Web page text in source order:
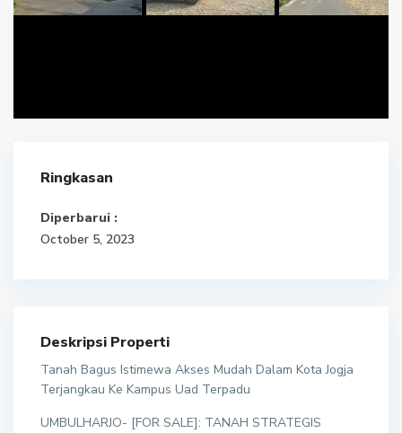
Ringkasan
Diperbarui :
October 5, 2023
Deskripsi Properti
Tanah Bagus Istimewa Akses Mudah Dalam Kota Jogja
Terjangkau Ke Kampus Uad Terpadu
UMBULHARJO- [FOR SALE]: TANAH STRATEGIS